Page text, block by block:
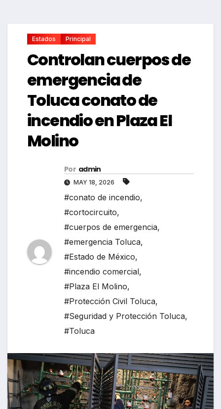
Estados Principal
Controlan cuerpos de
emergencia de
Toluca conato de
incendio en Plaza El
Molino
Por admin
MAY 18, 2026
#conato de incendio,
#cortocircuito,
#cuerpos de emergencia,
#emergencia Toluca,
#Estado de México,
#incendio comercial,
#Plaza El Molino,
#Protección Civil Toluca,
#Seguridad y Protección Toluca,
#Toluca